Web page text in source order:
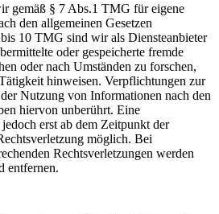
gemäß § 7 Abs.1 TMG für eigene
den allgemeinen Gesetzen
10 TMG sind wir als Diensteanbieter
oder gespeicherte fremde
oder nach Umständen zu forschen,
hinweisen. Verpflichtungen zur
Nutzung von Informationen nach den
hiervon unberührt. Eine
erst ab dem Zeitpunkt der
möglich. Bei
Rechtsverletzungen werden
entfernen.